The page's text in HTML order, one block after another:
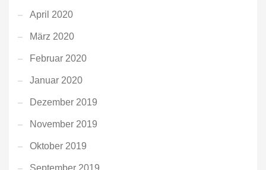
April 2020
März 2020
Februar 2020
Januar 2020
Dezember 2019
November 2019
Oktober 2019
September 2019